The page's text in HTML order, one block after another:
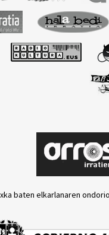
baten elkarlanaren